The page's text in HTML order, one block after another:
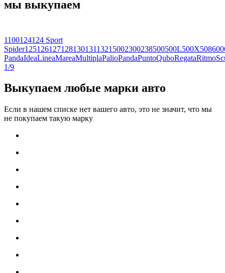
мы выкупаем
1100124124 Sport
Spider12512612712813013113215002300238500500L500X508600
PandaIdeaLineaMareaMultiplaPalioPandaPuntoQuboRegataRitmo
1/9
Выкупаем любые марки авто
Если в нашем списке нет вашего авто, это не значит, что мы
не покупаем такую марку